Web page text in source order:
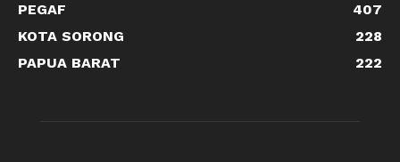
PEGAF
407
KOTA SORONG
228
PAPUA BARAT
222